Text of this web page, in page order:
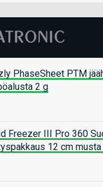
PhaseSheet PTM
2 g
Freezer III Pro 360
12 cm